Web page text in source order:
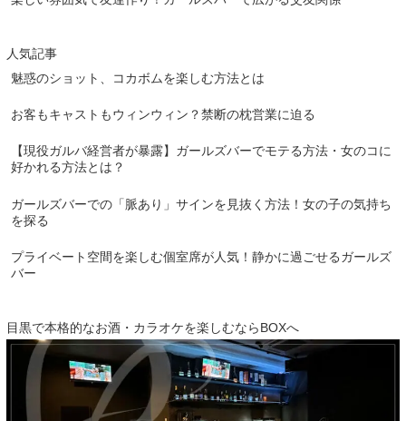
人気記事
魅惑のショット、コカボムを楽しむ方法とは
お客もキャストもウィンウィン？禁断の枕営業に迫る
【現役ガルバ経営者が暴露】ガールズバーでモテる方法・女のコに
好かれる方法とは？
ガールズバーでの「脈あり」サインを見抜く方法！女の子の気持ち
を探る
プライベート空間を楽しむ個室席が人気！静かに過ごせるガールズ
バー
目黒で本格的なお酒・カラオケを楽しむならBOXへ